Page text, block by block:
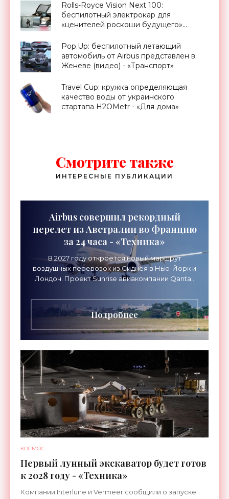
Rolls-Royce Vision Next 100:
беспилотный электрокар для
«ценителей роскоши будущего»
Pop.Up: беспилотный летающий
автомобиль от Airbus представлен в
Женеве (видео) - «Транспорт»
Travel Cup: кружка определяющая
качество воды от украинского
стартапа H2OMetr - «Для дома»
Смотрите также
ИНТЕРЕСНЫЕ ПУБЛИКАЦИИ
Airbus совершил рекордный
перелет из Австралии во Францию
за 24 часа - «Техника»
В 2027 году откроется новый маршрут
воздушных перевозок из Сиднея в Нью-Йорк и
Лондон. Проект Sunrise авиакомпании Qantas
длительностью до 24
Подробнее
КОСМОС
Первый лунный экскаватор будет готов
к 2028 году - «Техника»
Компании Interlune и Vermeer сообщили о запуске